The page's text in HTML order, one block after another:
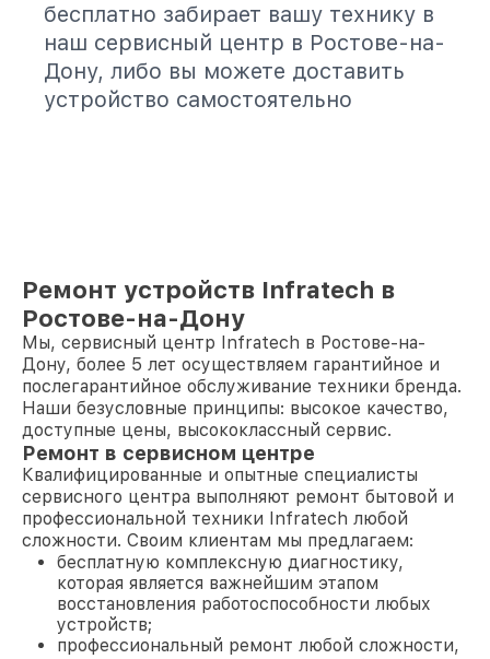
бесплатно забирает вашу технику в
наш сервисный центр в Ростове-на-
Дону, либо вы можете доставить
устройство самостоятельно
Ремонт устройств Infratech в
Ростове-на-Дону
Мы, сервисный центр Infratech в Ростове-на-
Дону, более 5 лет осуществляем гарантийное и
послегарантийное обслуживание техники бренда.
Наши безусловные принципы: высокое качество,
доступные цены, высококлассный сервис.
Ремонт в сервисном центре
Квалифицированные и опытные специалисты
сервисного центра выполняют ремонт бытовой и
профессиональной техники Infratech любой
сложности. Своим клиентам мы предлагаем:
бесплатную комплексную диагностику,
которая является важнейшим этапом
восстановления работоспособности любых
устройств;
профессиональный ремонт любой сложности,